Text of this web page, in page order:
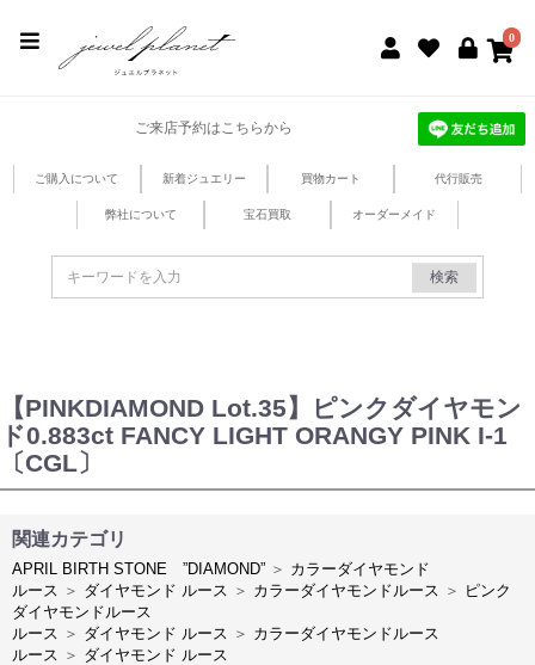
0
ご来店予約はこちらから
ご購入について 新着ジュエリー 買物カート 代行販売
弊社について 宝石買取 オーダーメイド
検索
【PINKDIAMOND Lot.35】ピンクダイヤモン
ド0.883ct FANCY LIGHT ORANGY PINK I-1
〔CGL〕
関連カテゴリ
APRIL BIRTH STONE ”DIAMOND” ＞ カラーダイヤモンド
ルース ＞ ダイヤモンド ルース ＞ カラーダイヤモンドルース ＞ ピンク
ダイヤモンドルース
ルース ＞ ダイヤモンド ルース ＞ カラーダイヤモンドルース
ルース ＞ ダイヤモンド ルース